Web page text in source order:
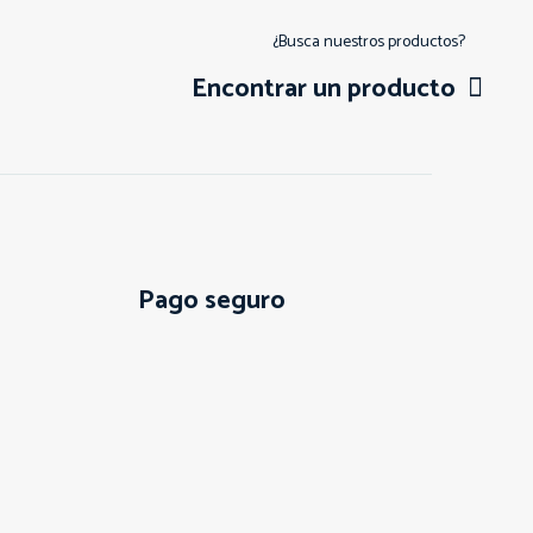
¿Busca nuestros productos?
Encontrar un producto
Pago seguro